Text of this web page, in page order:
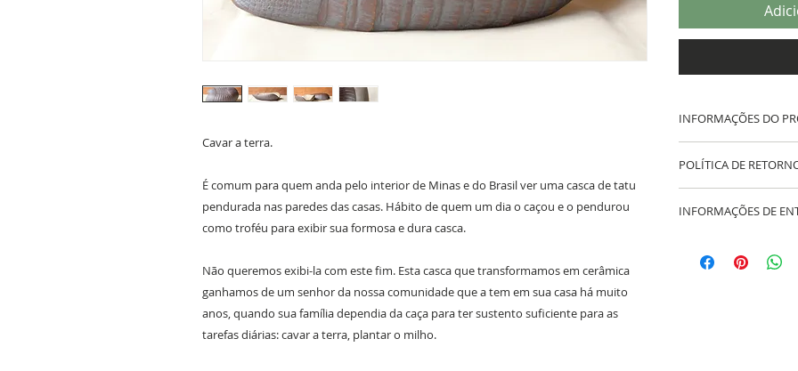
Cavar a terra.
É comum para quem anda pelo interior de Minas e do Brasil ver uma casca de tatu
pendurada nas paredes das casas. Hábito de quem um dia o caçou e o pendurou
como troféu para exibir sua formosa e dura casca.
Não queremos exibi-la com este fim. Esta casca que transformamos em cerâmica
ganhamos de um senhor da nossa comunidade que a tem em sua casa há muito
anos, quando sua família dependia da caça para ter sustento suficiente para as
tarefas diárias: cavar a terra, plantar o milho.
INFORMAÇÕES DO
gás.
Peso e cores
Dimensão
POLÍTICA DE
providenciaremos
do ateliê
Favor informar
INFORMAÇÕES DE
no momento da